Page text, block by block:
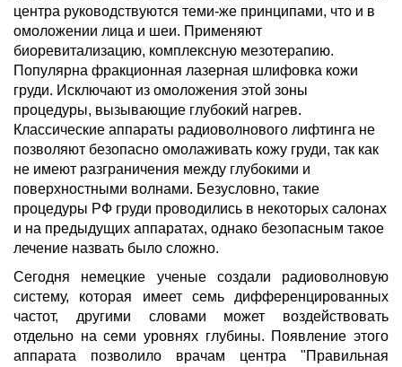
центра руководствуются теми-же принципами, что и в
омоложении лица и шеи. Применяют
биоревитализацию, комплексную мезотерапию.
Популярна фракционная лазерная шлифовка кожи
груди. Исключают из омоложения этой зоны
процедуры, вызывающие глубокий нагрев.
Классические аппараты радиоволнового лифтинга не
позволяют безопасно омолаживать кожу груди, так как
не имеют разграничения между глубокими и
поверхностными волнами. Безусловно, такие
процедуры РФ груди проводились в некоторых салонах
и на предыдущих аппаратах, однако безопасным такое
лечение назвать было сложно.
Сегодня немецкие ученые создали радиоволновую
систему, которая имеет семь дифференцированных
частот, другими словами может воздействовать
отдельно на семи уровнях глубины. Появление этого
аппарата позволило врачам центра "Правильная